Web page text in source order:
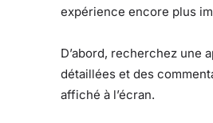
expérience encore plus
D’abord, recherchez une
détaillées et des
affiché à l’écran.